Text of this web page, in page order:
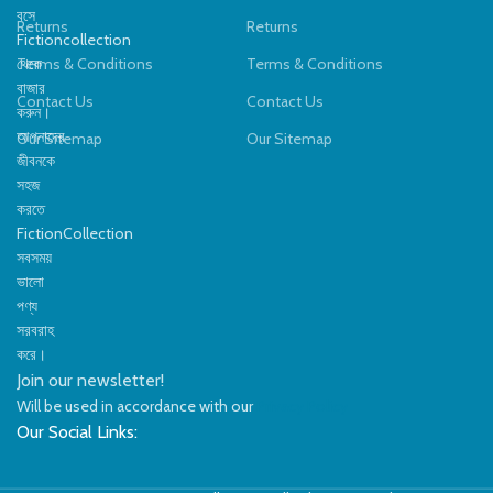
বসে
Fictioncollection
থেকে
বাজার
করুন।
আপনাদের
জীবনকে
সহজ
করতে
FictionCollection
সবসময়
ভালো
পণ্য
সরবরাহ
করে।
Returns
Terms & Conditions
Contact Us
Our Sitemap
Returns
Terms & Conditions
Contact Us
Our Sitemap
Join our newsletter!
Will be used in accordance with our
Our Social Links: